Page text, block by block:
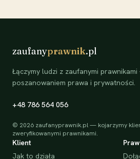
zaufanyprawnik.pl
Łączymy ludzi z zaufanymi
poszanowaniem prawa i prywatności.
+48 786 564 056
© 2026 zaufanyprawnik.pl — kojarzymy
zweryfikowanymi prawnikami.
Klient
Jak to działa